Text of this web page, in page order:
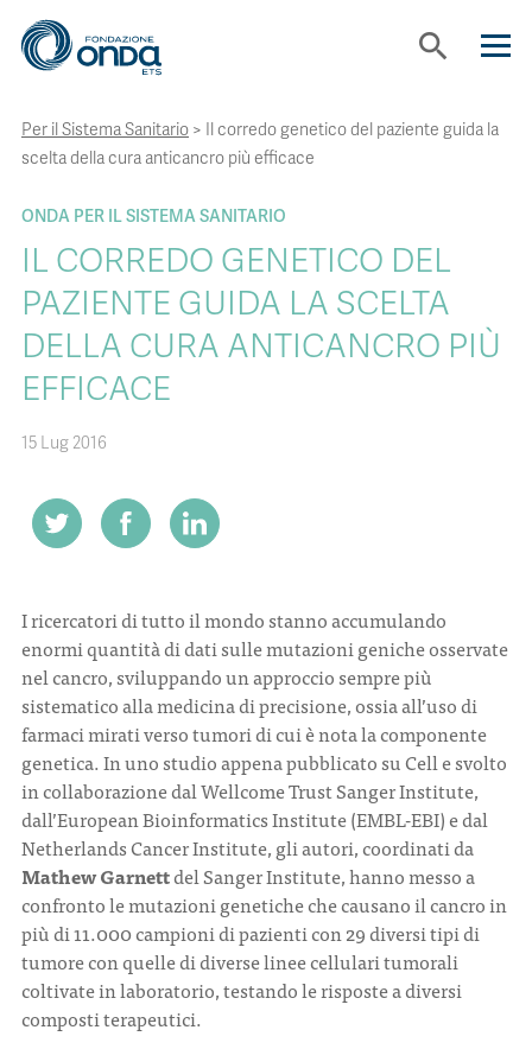
search
CHI SIAMO
CON CHI LAVORIAMO
STRUMENTI
BOLLINI
NEWS
ITA ENG
Per il Sistema Sanitario >
Il corredo genetico del paziente guida la
scelta della cura anticancro più efficace
ONDA PER IL SISTEMA SANITARIO
IL CORREDO GENETICO DEL
PAZIENTE GUIDA LA SCELTA
DELLA CURA ANTICANCRO PIÙ
EFFICACE
15 Lug 2016
I ricercatori di tutto il mondo stanno accumulando
enormi quantità di dati sulle mutazioni geniche osservate
nel cancro, sviluppando un approccio sempre più
sistematico alla medicina di precisione, ossia all’uso di
farmaci mirati verso tumori di cui è nota la componente
genetica. In uno studio appena pubblicato su Cell e svolto
in collaborazione dal Wellcome Trust Sanger Institute,
dall’European Bioinformatics Institute (EMBL-EBI) e dal
Netherlands Cancer Institute, gli autori, coordinati da
Mathew Garnettdel Sanger Institute, hanno messo a
confronto le mutazioni genetiche che causano il cancro in
più di 11.000 campioni di pazienti con 29 diversi tipi di
tumore con quelle di diverse linee cellulari tumorali
coltivate in laboratorio, testando le risposte a diversi
composti terapeutici.